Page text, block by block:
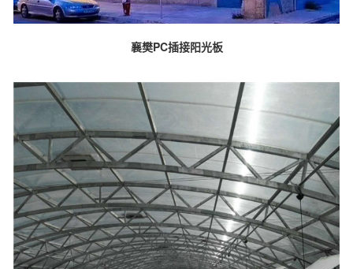
襄樊PC插接阳光板